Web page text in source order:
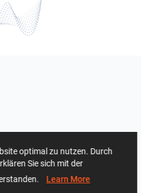
optimal zu nutzen. Durch
Sie sich mit der
Learn More